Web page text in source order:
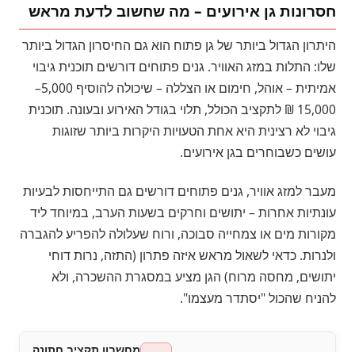
חסרונות גן אירועים – מה שחשוב לדעת מראש
היתרון הגדול ביותר של גן פתוח הוא גם החיסרון הגדול ביותר
שלו: התלות במזג האוויר. גנים פתוחים דורשים תוכנית גיבוי
אמיתית – אוהל, חימום או הצללה – שיכולה להוסיף 5,000–
15,000 ₪ לתקציב הכולל, תלוי בגודל האירוע ובעונה. תוכנית
גיבוי לא רצינית היא אחת הטעויות היקרות ביותר שזוגות
עושים כשבוחרים בגן אירועים.
מעבר למזג אוויר, גנים פתוחים דורשים גם התייחסות לבעיות
עונתיות אחרות – יתושים וחרקים בשעות הערב, במיוחד ליד
מקורות מים או צמחייה סבוכה, ורוח שעלולה להפריע להגברה
ולנרות. כדאי לשאול מראש איזה פתרון (התזה, נרות דוחי
יתושים, מחסה מרוח) הגן מציע במסגרת ההשכרה, ולא
להניח שהכול "יסתדר מעצמו".